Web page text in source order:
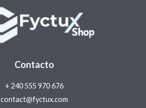
Contacto
+ 240 555 970 676
contact@fyctux.com